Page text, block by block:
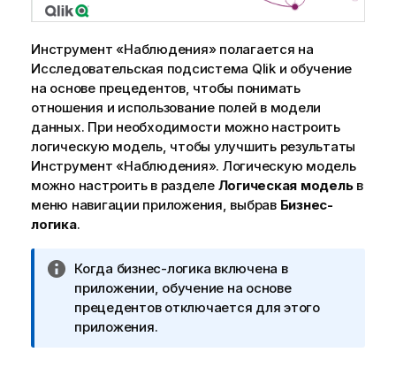
Инструмент «Наблюдения»полагается на
Исследовательская подсистема Qlikи обучение
на основе прецедентов, чтобы понимать
отношения и использование полей в модели
данных. При необходимости можно настроить
логическую модель, чтобы улучшить результаты
Инструмент «Наблюдения». Логическую модель
можно настроить в разделе Логическая модельв
меню навигации приложения, выбрав Бизнес-
логика.
П
р
и
м
Когда бизнес-логика включена в
приложении , обучение на основе
прецедентов отключается для этого
приложения.